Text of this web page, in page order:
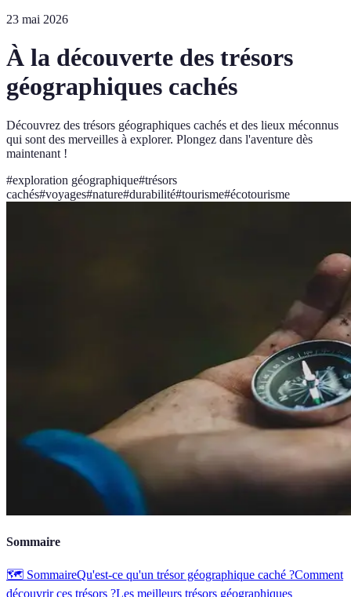
23 mai 2026
À la découverte des trésors
géographiques cachés
Découvrez des trésors géographiques cachés et des lieux méconnus
qui sont des merveilles à explorer. Plongez dans l'aventure dès
maintenant !
#exploration géographique#trésors
cachés#voyages#nature#durabilité#tourisme#écotourisme
Sommaire
🗺️ SommaireQu'est-ce qu'un trésor géographique caché ?Comment
découvrir ces trésors ?Les meilleurs trésors géographiques